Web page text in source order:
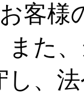
客様
た
し、